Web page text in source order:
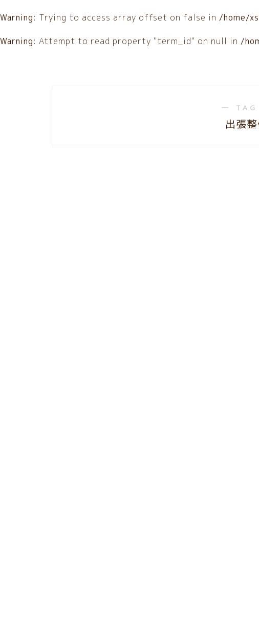
Warning: Trying to access array offset on false in /home/
Warning: Attempt to read property "term_id" on null in /
―
出張